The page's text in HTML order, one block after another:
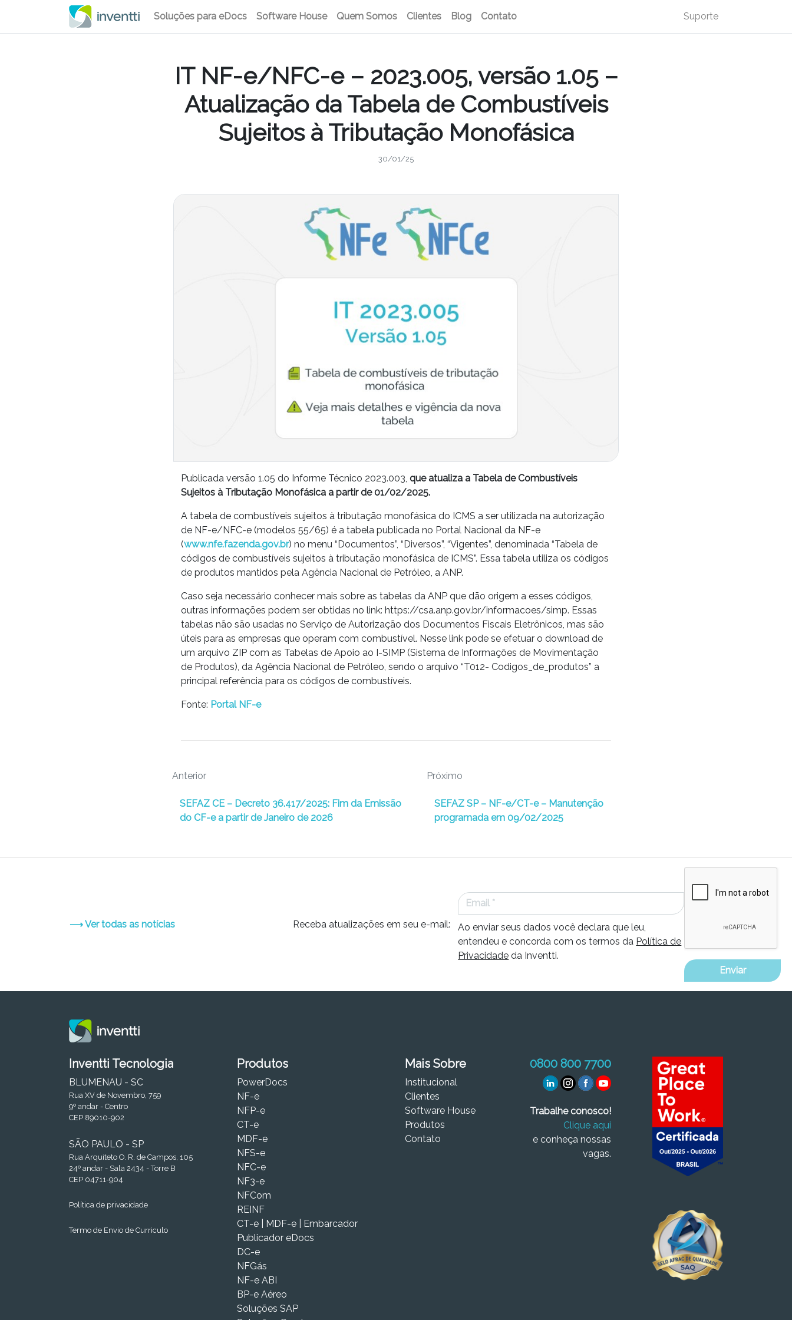
Soluções para eDocs Software House Quem Somos Clientes Blog Contato Suporte
IT NF-e/NFC-e – 2023.005, versão 1.05 –
Atualização da Tabela de Combustíveis
Sujeitos à Tributação Monofásica
30/01/25
Publicada versão 1.05 do Informe Técnico 2023.003, que atualiza a Tabela de Combustíveis
Sujeitos à Tributação Monofásica a partir de 01/02/2025.
A tabela de combustíveis sujeitos à tributação monofásica do ICMS a ser utilizada na autorização
de NF-e/NFC-e (modelos 55/65) é a tabela publicada no Portal Nacional da NF-e
(www.nfe.fazenda.gov.br) no menu “Documentos”, “Diversos”, “Vigentes”, denominada “Tabela de
códigos de combustíveis sujeitos à tributação monofásica de ICMS”. Essa tabela utiliza os códigos
de produtos mantidos pela Agência Nacional de Petróleo, a ANP.
Caso seja necessário conhecer mais sobre as tabelas da ANP que dão origem a esses códigos,
outras informações podem ser obtidas no link: https://csa.anp.gov.br/informacoes/simp. Essas
tabelas não são usadas no Serviço de Autorização dos Documentos Fiscais Eletrônicos, mas são
úteis para as empresas que operam com combustível. Nesse link pode se efetuar o download de
um arquivo ZIP com as Tabelas de Apoio ao I-SIMP (Sistema de Informações de Movimentação
de Produtos), da Agência Nacional de Petróleo, sendo o arquivo “T012- Codigos_de_produtos” a
principal referência para os códigos de combustíveis.
Fonte: Portal NF-e
Anterior
SEFAZ CE – Decreto 36.417/2025: Fim da Emissão
do CF-e a partir de Janeiro de 2026
Próximo
SEFAZ SP – NF-e/CT-e – Manutenção
programada em 09/02/2025
⟶ Ver todas as notícias Receba atualizações em seu e-mail:
Ao enviar seus dados você declara que leu,
entendeu e concorda com os termos da Política de
Privacidade da Inventti.
Enviar
Inventti Tecnologia
BLUMENAU - SC
Rua XV de Novembro, 759
9º andar - Centro
CEP 89010-902
SÃO PAULO - SP
Rua Arquiteto O. R. de Campos, 105
24º andar - Sala 2434 - Torre B
CEP 04711-904
Política de privacidade
Termo de Envio de Curriculo
Produtos
PowerDocs
NF-e
NFP-e
CT-e
MDF-e
NFS-e
NFC-e
NF3-e
NFCom
REINF
CT-e | MDF-e | Embarcador
Publicador eDocs
DC-e
NFGás
NF-e ABI
BP-e Aéreo
Soluções SAP
Mais Sobre
Institucional
Clientes
Software House
Produtos
Contato
0800 800 7700
Trabalhe conosco!
Clique aqui
e conheça nossas
vagas.